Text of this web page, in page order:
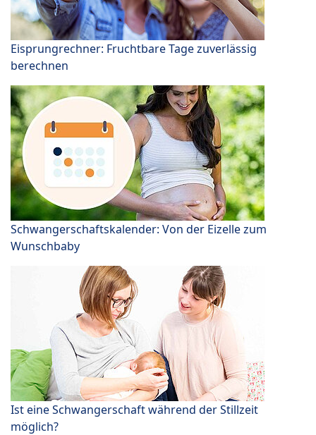
Eisprungrechner: Fruchtbare Tage zuverlässig
berechnen
Schwangerschaftskalender: Von der Eizelle zum
Wunschbaby
Ist eine Schwangerschaft während der Stillzeit
möglich?